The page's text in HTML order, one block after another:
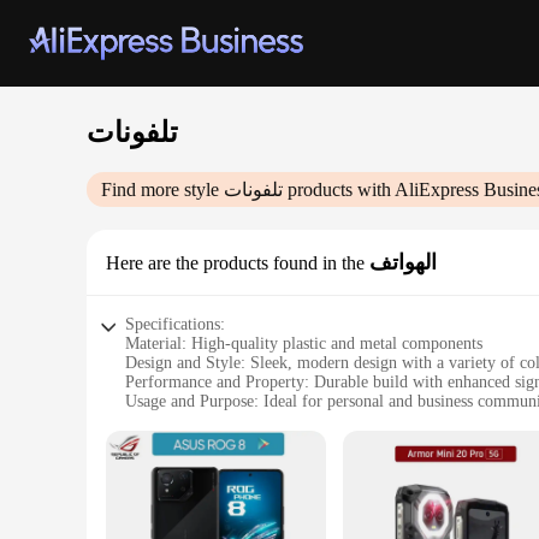
تلفونات
Find more style تلفونات products with AliExpress
Here are the products found in the الهواتف
Specifications:
Material: High-quality plastic and metal components
Design and Style: Sleek, modern design with a variety of
Performance and Property: Durable build with enhanced
Usage and Purpose: Ideal for personal and business
Applicable People: Suitable for individuals and wholesale
Features:
**Enhanced Connectivity and Durability**
Crafted with a blend of high-quality plastic and metal, these تلفونات offer not just style but also durability. The robust construction ensures that your device withstands the rigors of daily use, while the